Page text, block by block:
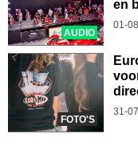
AUDIO
en
01-
FOTO'S
31-